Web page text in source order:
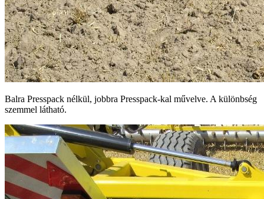
Balra Presspack nélkül, jobbra Presspack-kal művelve. A különbség
szemmel látható.